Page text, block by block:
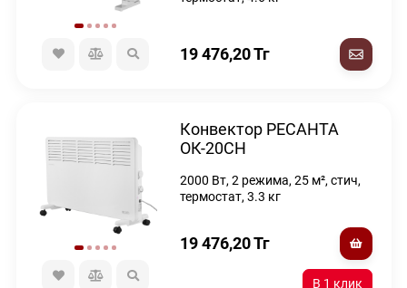
19 476,20Тг
Конвектор РЕСАНТА
ОК-20СН
2000 Вт, 2 режима, 25 м², стич,
термостат, 3.3 кг
19 476,20Тг